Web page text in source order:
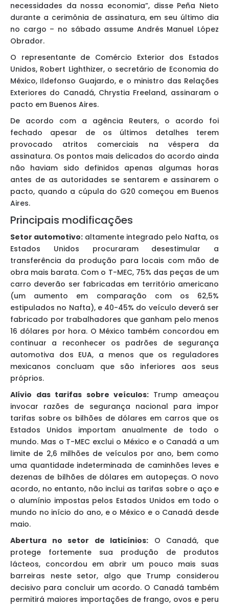
necessidades da nossa economia”, disse Peña Nieto
durante a cerimônia de assinatura, em seu último dia
no cargo – no sábado assume Andrés Manuel López
Obrador.
O representante de Comércio Exterior dos Estados
Unidos, Robert Lighthizer, o secretário de Economia do
México, Ildefonso Guajardo, e o ministro das Relações
Exteriores do Canadá, Chrystia Freeland, assinaram o
pacto em Buenos Aires.
De acordo com a agência Reuters, o acordo foi
fechado apesar de os últimos detalhes terem
provocado atritos comerciais na véspera da
assinatura. Os pontos mais delicados do acordo ainda
não haviam sido definidos apenas algumas horas
antes de as autoridades se sentarem e assinarem o
pacto, quando a cúpula do G20 começou em Buenos
Aires.
Principais modificações
Setor automotivo: altamente integrado pelo Nafta, os
Estados Unidos procuraram desestimular a
transferência da produção para locais com mão de
obra mais barata. Com o T-MEC, 75% das peças de um
carro deverão ser fabricadas em território americano
(um aumento em comparação com os 62,5%
estipulados no Nafta), e 40-45% do veículo deverá ser
fabricado por trabalhadores que ganham pelo menos
16 dólares por hora. O México também concordou em
continuar a reconhecer os padrões de segurança
automotiva dos EUA, a menos que os reguladores
mexicanos concluam que são inferiores aos seus
próprios.
Alívio das tarifas sobre veículos: Trump ameaçou
invocar razões de segurança nacional para impor
tarifas sobre os bilhões de dólares em carros que os
Estados Unidos importam anualmente de todo o
mundo. Mas o T-MEC exclui o México e o Canadá a um
limite de 2,6 milhões de veículos por ano, bem como
uma quantidade indeterminada de caminhões leves e
dezenas de bilhões de dólares em autopeças. O novo
acordo, no entanto, não inclui as tarifas sobre o aço e
o alumínio impostas pelos Estados Unidos em todo o
mundo no início do ano, e o México e o Canadá desde
maio.
Abertura no setor de laticínios: O Canadá, que
protege fortemente sua produção de produtos
lácteos, concordou em abrir um pouco mais suas
barreiras neste setor, algo que Trump considerou
decisivo para concluir um acordo. O Canadá também
permitirá maiores importações de frango, ovos e peru